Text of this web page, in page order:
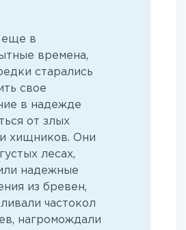
еще в
времена,
старались
свое
в надежде
от злых
хищников. Они
лесах,
надежные
из бревен,
частокол
нагромождали